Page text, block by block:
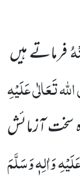
فرماتے ہیں
تَعَالٰی عَلَیْہِ
آزمائش
وَاٰلِہٖ وَسَلَّمَ